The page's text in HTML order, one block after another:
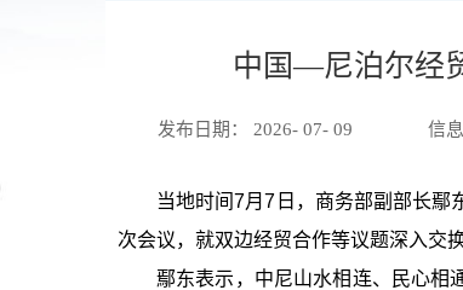
中国—尼泊尔经
发布日期： 2026- 07- 09 信
当地时间7月7日，商务部副部长鄢
次会议，就双边经贸合作等议题深入交换
鄢东表示，中尼山水相连、民心相